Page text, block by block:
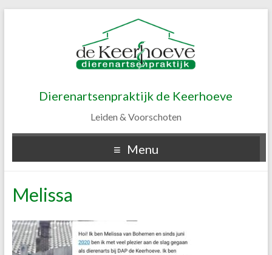
Dierenartsenpraktijk de Keerhoeve
Leiden & Voorschoten
Menu
Melissa